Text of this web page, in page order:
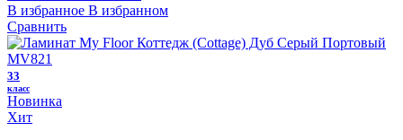
В избранное В избранном
Сравнить
33
класс
Новинка
Хит